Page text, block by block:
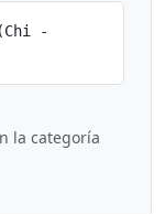
-
la categoría